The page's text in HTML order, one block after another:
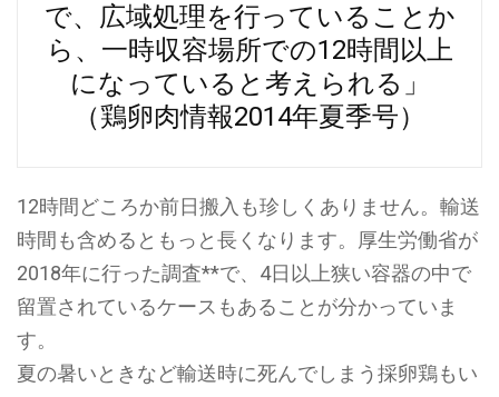
で、広域処理を行っていることか
ら、一時収容場所での12時間以上
になっていると考えられる」
（鶏卵肉情報2014年夏季号）
12時間どころか前日搬入も珍しくありません。輸送
時間も含めるともっと長くなります。厚生労働省が
2018年に行った調査**で、4日以上狭い容器の中で
留置されているケースもあることが分かっていま
す。
夏の暑いときなど輸送時に死んでしまう採卵鶏もい